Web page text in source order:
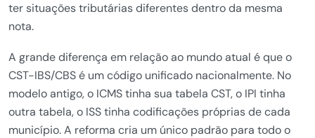
ter situações tributárias diferentes dentro da mesma
nota.
A grande diferença em relação ao mundo atual é que o
CST-IBS/CBS é um código unificado nacionalmente. No
modelo antigo, o ICMS tinha sua tabela CST, o IPI tinha
outra tabela, o ISS tinha codificações próprias de cada
município. A reforma cria um único padrão para todo o